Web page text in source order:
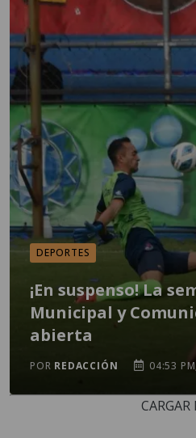
DEPORTES
¡En suspenso! La
Municipal y
abierta
POR REDACCIÓN 04:53
CARGAR